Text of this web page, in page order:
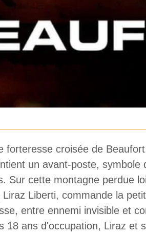
forteresse croisée de
un avant-poste, symbole
Sur cette montagne perdue
Liberti, commande la
entre ennemi invisible et
18 ans d'occupation, Liraz et